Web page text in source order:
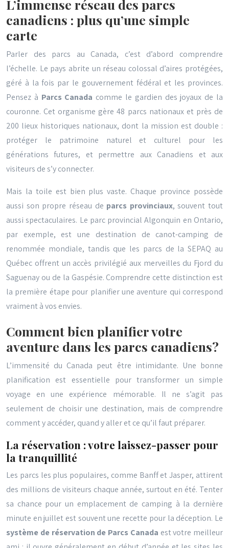
L’immense réseau des parcs
canadiens : plus qu’une simple
carte
Parler des parcs au Canada, c’est d’abord comprendre
l’échelle. Le pays abrite un réseau colossal d’aires protégées,
géré à la fois par le gouvernement fédéral et les provinces.
Pensez à Parcs Canada comme le gardien des joyaux de la
couronne. Cet organisme gère 48 parcs nationaux et près de
200 lieux historiques nationaux, dont la mission est double :
protéger le patrimoine naturel et culturel pour les
générations futures, et permettre aux Canadiens et aux
visiteurs de s’y connecter.
Mais la toile est bien plus vaste. Chaque province possède
aussi son propre réseau de parcs provinciaux, souvent tout
aussi spectaculaires. Le parc provincial Algonquin en Ontario,
par exemple, est une destination de canot-camping de
renommée mondiale, tandis que les parcs de la SEPAQ au
Québec offrent un accès privilégié aux merveilles du Fjord du
Saguenay ou de la Gaspésie. Comprendre cette distinction est
la première étape pour planifier une aventure qui correspond
vraiment à vos envies.
Comment bien planifier votre
aventure dans les parcs canadiens?
L’immensité du Canada peut être intimidante. Une bonne
planification est essentielle pour transformer un simple
voyage en une expérience mémorable. Il ne s’agit pas
seulement de choisir une destination, mais de comprendre
comment y accéder, quand y aller et ce qu’il faut préparer.
La réservation : votre laissez-passer pour
la tranquillité
Les parcs les plus populaires, comme Banff et Jasper, attirent
des millions de visiteurs chaque année, surtout en été. Tenter
sa chance pour un emplacement de camping à la dernière
minute en juillet est souvent une recette pour la déception. Le
système de réservation de Parcs Canada est votre meilleur